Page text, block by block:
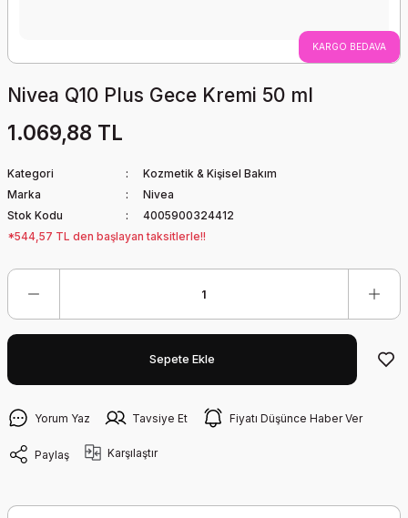
KARGO BEDAVA
Nivea Q10 Plus Gece Kremi 50 ml
1.069,88 TL
Kategori
Kozmetik & Kişisel Bakım
Marka
Nivea
Stok Kodu
4005900324412
*544,57 TL den başlayan taksitlerle!!
Sepete Ekle
Yorum Yaz Tavsiye Et Fiyatı Düşünce Haber Ver
Paylaş Karşılaştır